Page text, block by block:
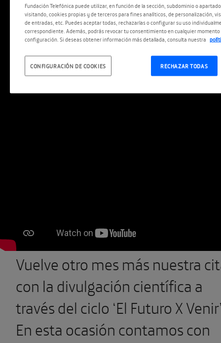
Vuelve otro mes más nuestra
con la divulgación científica a
través del ciclo ‘El Futuro X
En esta ocasión contamos con
Fundación Telefónica puede utilizar, en función de la sección, subdominio o
visitando, cookies propias y de terceros para fines analíticos, de personalización,
de entradas, etc. Puedes aceptar todas, rechazarlas o configurar su uso
correspondiente. Además, podrás revocar tu consentimiento en cualquier momento
configuración. Si deseas obtener información más detallada, consulta nuestra
RECHAZAR TODAS
CONFIGURACIÓN DE COOKIES